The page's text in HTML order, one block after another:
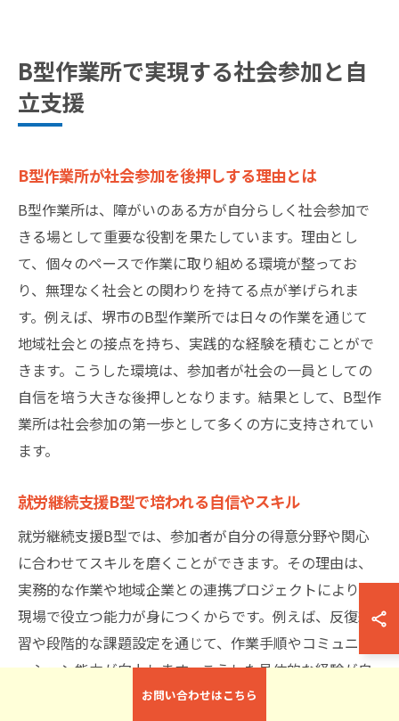
B型作業所で実現する社会参加と自
立支援
B型作業所が社会参加を後押しする理由とは
B型作業所は、障がいのある方が自分らしく社会参加で
きる場として重要な役割を果たしています。理由とし
て、個々のペースで作業に取り組める環境が整ってお
り、無理なく社会との関わりを持てる点が挙げられま
す。例えば、堺市のB型作業所では日々の作業を通じて
地域社会との接点を持ち、実践的な経験を積むことがで
きます。こうした環境は、参加者が社会の一員としての
自信を培う大きな後押しとなります。結果として、B型作
業所は社会参加の第一歩として多くの方に支持されてい
ます。
就労継続支援B型で培われる自信やスキル
就労継続支援B型では、参加者が自分の得意分野や関心
に合わせてスキルを磨くことができます。その理由は、
実務的な作業や地域企業との連携プロジェクトにより、
現場で役立つ能力が身につくからです。例えば、反復練
習や段階的な課題設定を通じて、作業手順やコミュニケ
ーション能力が向上します。こうした具体的な経験が自
信となり、将来的な就労や社会生活にも好影響を与えま
お問い合わせはこちら